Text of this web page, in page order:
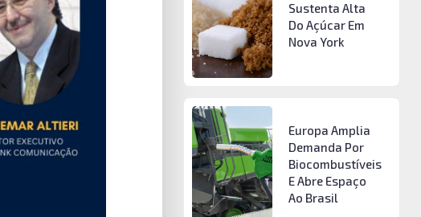
Sustenta Alta
Do Açúcar Em
Nova York
Europa Amplia
Demanda Por
Biocombustíveis
E Abre Espaço
Ao Brasil